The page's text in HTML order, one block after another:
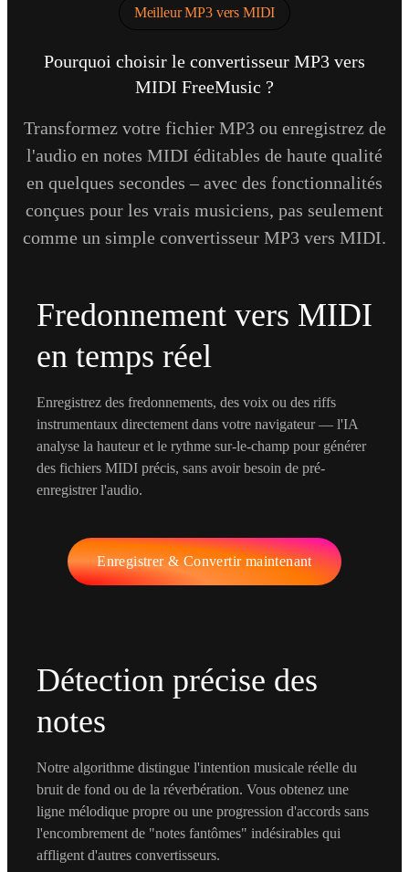
Meilleur MP3 vers MIDI
Pourquoi choisir le convertisseur MP3 vers
MIDI FreeMusic ?
Transformez votre fichier MP3 ou enregistrez de
l'audio en notes MIDI éditables de haute qualité
en quelques secondes – avec des fonctionnalités
conçues pour les vrais musiciens, pas seulement
comme un simple convertisseur MP3 vers MIDI.
Fredonnement vers MIDI
en temps réel
Enregistrez des fredonnements, des voix ou des riffs
instrumentaux directement dans votre navigateur — l'IA
analyse la hauteur et le rythme sur-le-champ pour générer
des fichiers MIDI précis, sans avoir besoin de pré-
enregistrer l'audio.
Enregistrer & Convertir maintenant
Détection précise des
notes
Notre algorithme distingue l'intention musicale réelle du
bruit de fond ou de la réverbération. Vous obtenez une
ligne mélodique propre ou une progression d'accords sans
l'encombrement de "notes fantômes" indésirables qui
affligent d'autres convertisseurs.